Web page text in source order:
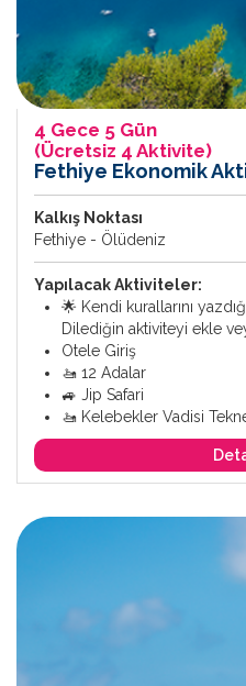
4 Gece 5 Gün
(Ücretsiz 4 Aktivite)
Fethiye Ekonomik
Kalkış Noktası
Fethiye - Ölüdeniz
Yapılacak Aktiviteler:
🌟 Kendi kurallarını
Dilediğin aktiviteyi ekle
Otele Giriş
🚤 12 Adalar
🚙 Jip Safari
🚤 Kelebekler Vadisi